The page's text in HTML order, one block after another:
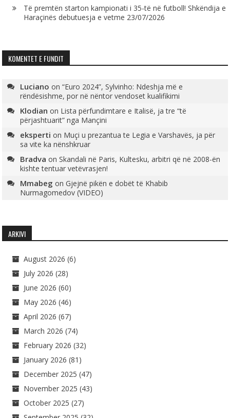
Të premtën starton kampionati i 35-të në futboll! Shkëndija e
Haraçinës debutuesja e vetme 23/07/2026
KOMENTET E FUNDIT
Luciano on“Euro 2024”, Sylvinho: Ndeshja më e
rëndësishme, por në nëntor vendoset kualifikimi
Klodian on Lista përfundimtare e Italisë, ja tre “të
përjashtuarit” nga Mançini
eksperti on Muçi u prezantua te Legia e Varshavës, ja për
sa vite ka nënshkruar
Bradva onSkandali në Paris, Kultesku, arbitri që në 2008-ën
kishte tentuar vetëvrasjen!
Mmabeg onGjejnë pikën e dobët të Khabib
Nurmagomedov (VIDEO)
ARKIVI
August 2026 (6)
July 2026 (28)
June 2026 (60)
May 2026 (46)
April 2026 (67)
March 2026 (74)
February 2026 (32)
January 2026 (81)
December 2025 (47)
November 2025 (43)
October 2025 (27)